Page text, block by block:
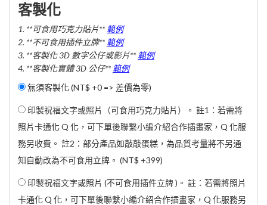
客製化
1. **可食用巧克力貼片** 範例
2. **不可食用插件立牌** 範例
3. **客製化 3D 數字公仔或影片** 範例
4. **客製化實體 3D 公仔** 範例
無須客製化 (NT$ +0 => 差價為零)
印製祝福文字或照片（可食用巧克力貼片）。 註1：若需將
照片卡通化 Q 化，可下單後聯繫小編介紹合作插畫家，Q 化服
務另收費。 註2：部分產品如敲敲蛋糕，為品質考量將不另通
知自動改為不可食用立牌。 (NT$ +399)
印製祝福文字或照片 (不可食用插件立牌 )。 註：若需將照片
卡通化 Q 化，可下單後聯繫小編介紹合作插畫家，Q 化服務另